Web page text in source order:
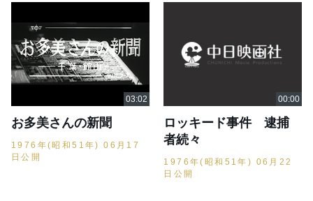
お多美さんの新聞
1976年(昭和51年) 06月17
日公開
ロッキード事件 逮捕
者続々
1976年(昭和51年) 06月22
日公開